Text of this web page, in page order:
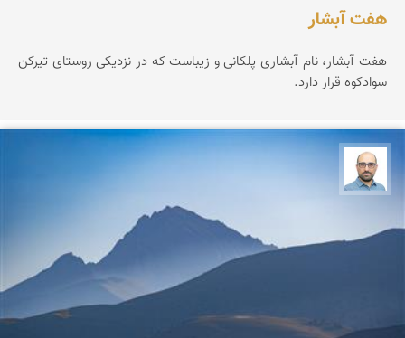
هفت آبشار
هفت آبشار، نام آبشاری پلکانی و زیباست که در نزدیکی روستای تیرکن
سوادکوه قرار دارد.